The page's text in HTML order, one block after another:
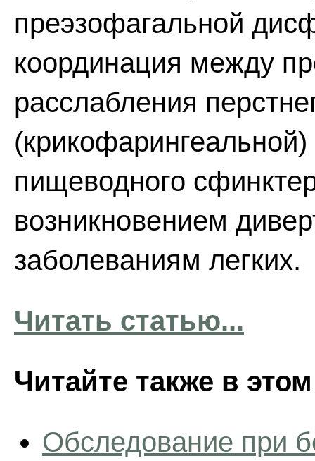
преэзофагальной
координация между
расслабления
пищеводного
возникновением
заболеваниям легких.
Читать статью...
Читайте также в
Обследование при